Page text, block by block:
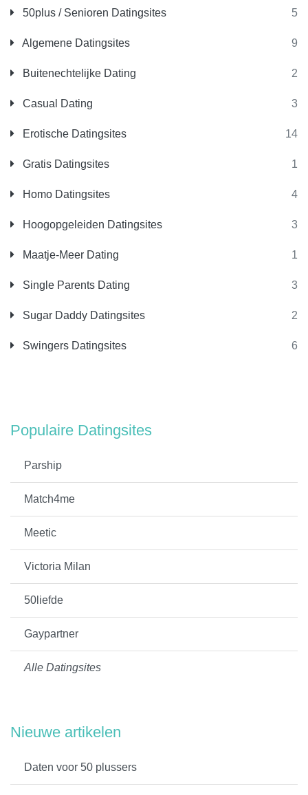
50plus / Senioren Datingsites 5
Algemene Datingsites 9
Buitenechtelijke Dating 2
Casual Dating 3
Erotische Datingsites 14
Gratis Datingsites 1
Homo Datingsites 4
Hoogopgeleiden Datingsites 3
Maatje-Meer Dating 1
Single Parents Dating 3
Sugar Daddy Datingsites 2
Swingers Datingsites 6
Populaire Datingsites
Parship
Match4me
Meetic
Victoria Milan
50liefde
Gaypartner
Alle Datingsites
Nieuwe artikelen
Daten voor 50 plussers